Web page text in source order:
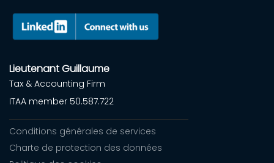
Lieutenant Guillaume
Tax & Accounting Firm
ITAA member 50.587.722
Conditions générales de services
Charte de protection des données